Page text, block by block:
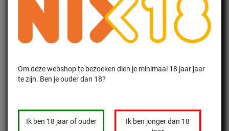
Om deze webshop te bezoeken dien je minimaal 18 jaar jaar
te zijn. Ben je ouder dan 18?
Ik ben 18 jaar of ouder
Ik ben jonger dan 18
in rvs-vaten gedurende 21 dagen bij een temperatuur van 15ºC. Maceratie (het
weken van de schillen in de gistende wijn) gedurende 4 uur bij 6ºC. De wijn wordt
gebottled in de typische blauwe fles. Vegan wijn.
Kleur, geur en smaak van de Hombre Pez Azul
krachtige en frisse neus met de geurtonen van banaan en perzik. De smaak is rond
en blijft lang aanwezig met vleugjes van banaan, perzik en vlierbes.